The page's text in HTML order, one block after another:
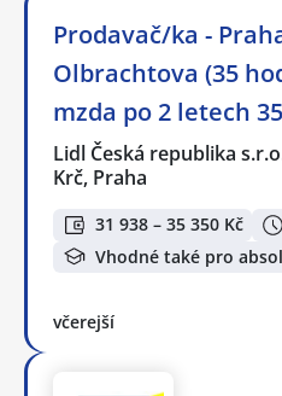
Prodavač/ka -
Olbrachtova (35
mzda po 2 letech
Lidl Česká republika
Krč, Praha
31 938 – 35 350 Kč
Vhodné také pro
včerejší